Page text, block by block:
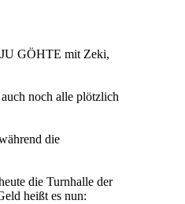
JU GÖHTE mit Zeki,
noch alle plötzlich
die
die Turnhalle der
heißt es nun: